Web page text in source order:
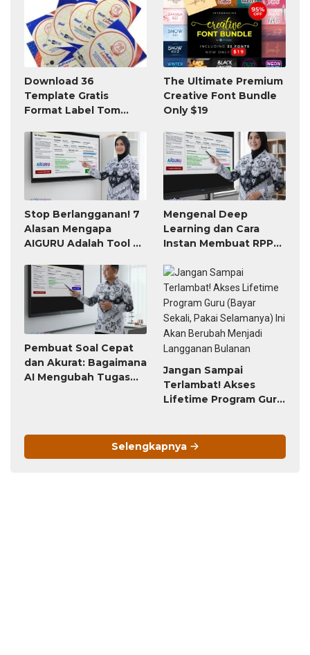
Download 36
Template Gratis
Format Label Tom
Word
The Ultimate Premium
Creative Font Bundle
Only $19
Stop Berlangganan! 7
Alasan Mengapa
AIGURU Adalah Tool AI
Worth It (Bayar 79
Ribu, Untung Seumur
Mengenal Deep
Learning dan Cara
Instan Membuat RPP
Pembuat Soal Cepat
dan Akurat: Bagaimana
AI Mengubah Tugas
Jangan Sampai
Terlambat! Akses
Lifetime Program Guru
Berubah Menjadi
Langganan Bulanan
Selengkapnya